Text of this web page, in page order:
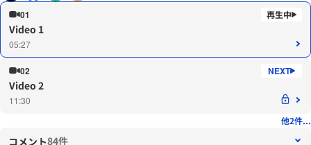
01
Video 1
05:27
02
Video 2
11:30
他2件...
コメント84件